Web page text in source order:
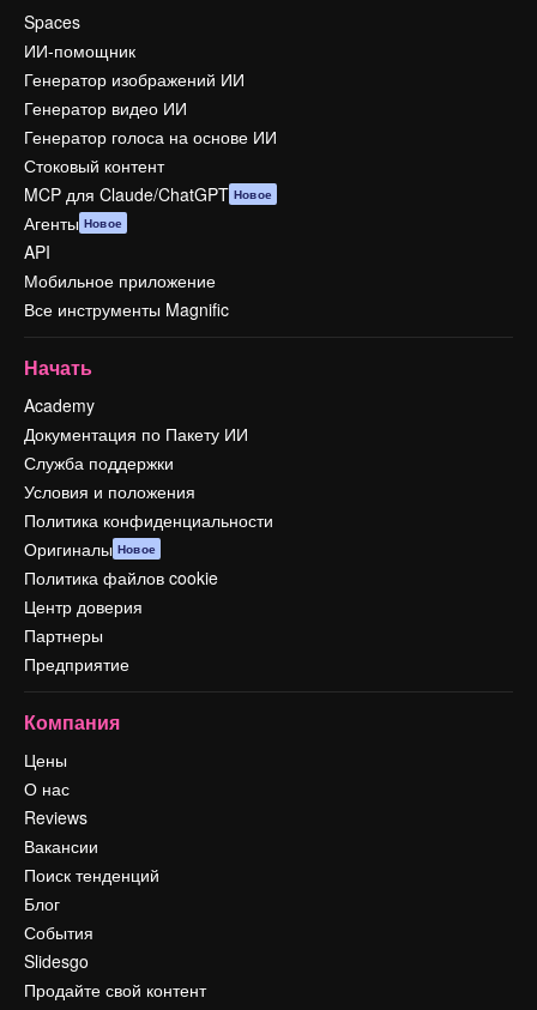
Spaces
ИИ-помощник
Генератор изображений ИИ
Генератор видео ИИ
Генератор голоса на основе ИИ
Стоковый контент
MCP для Claude/ChatGPT Новое
Агенты Новое
API
Мобильное приложение
Все инструменты Magnific
Начать
Academy
Документация по Пакету ИИ
Служба поддержки
Условия и положения
Политика конфиденциальности
Оригиналы Новое
Политика файлов cookie
Центр доверия
Партнеры
Предприятие
Компания
Цены
О нас
Reviews
Вакансии
Поиск тенденций
Блог
События
Slidesgo
Продайте свой контент